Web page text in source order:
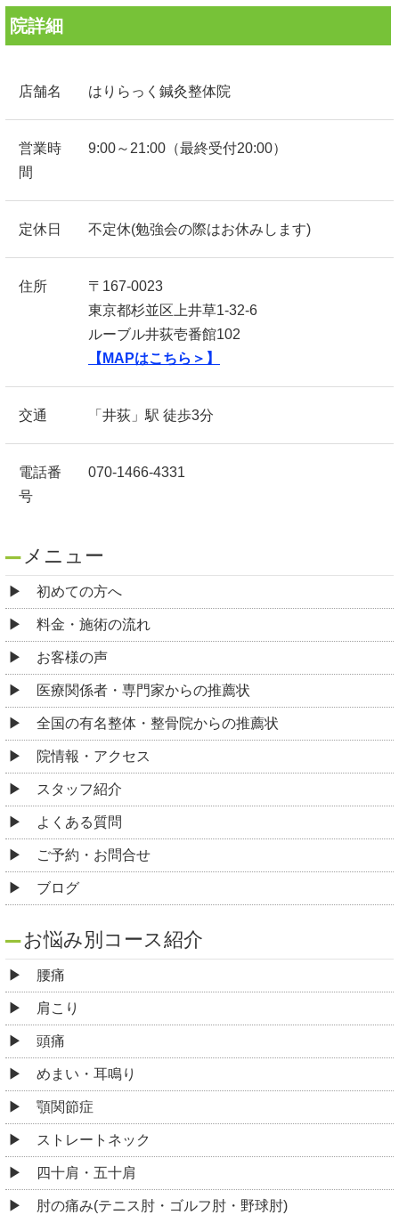
院詳細
店舗名 はりらっく鍼灸整体院
営業時
間
9:00～21:00（最終受付20:00）
定休日 不定休(勉強会の際はお休みします)
住所
〒167-0023
東京都杉並区上井草1-32-6
ルーブル井荻壱番館102
【MAPはこちら＞】
交通 「井荻」駅 徒歩3分
電話番
号
070-1466-4331
メニュー
初めての方へ
料金・施術の流れ
お客様の声
医療関係者・専門家からの推薦状
全国の有名整体・整骨院からの推薦状
院情報・アクセス
スタッフ紹介
よくある質問
ご予約・お問合せ
ブログ
お悩み別コース紹介
腰痛
肩こり
頭痛
めまい・耳鳴り
顎関節症
ストレートネック
四十肩・五十肩
肘の痛み(テニス肘・ゴルフ肘・野球肘)